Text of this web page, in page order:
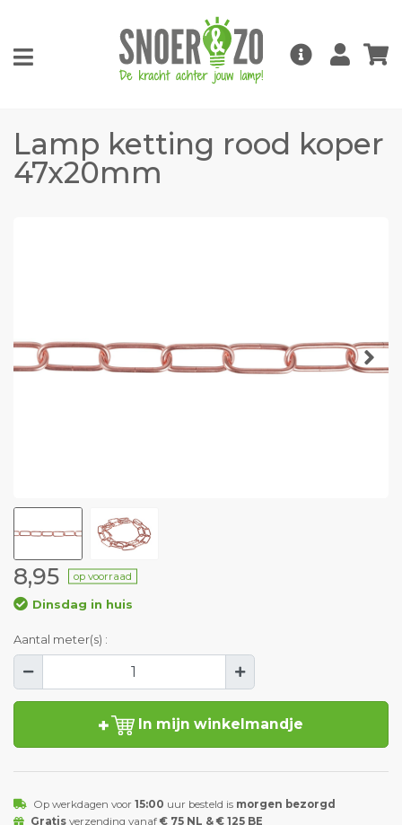
Lamp ketting rood koper
47x20mm
8,95 op voorraad
Dinsdag in huis
Aantal meter(s) :
In mijn winkelmandje
Op werkdagen voor 15:00 uur besteld is morgen bezorgd
Gratisverzending vanaf € 75 NL & € 125 BE